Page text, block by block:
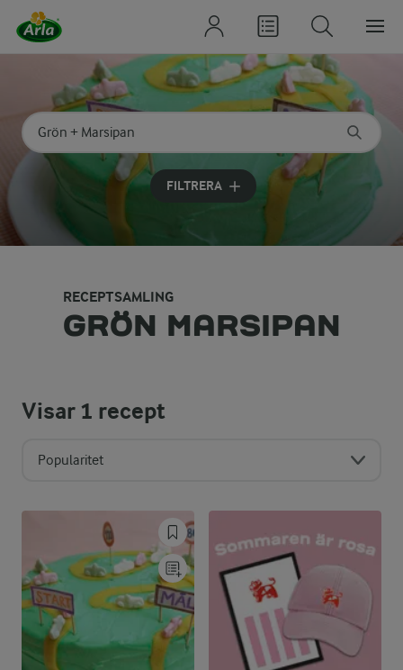
Sök på kategori eller ingrediens
Skriv in sökord för att få förslag
FILTRERA
RECEPTSAMLING
GRÖN MARSIPAN
Visar1 recept
Popularitet